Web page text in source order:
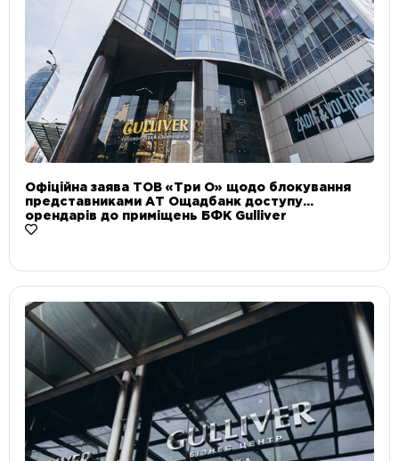
Офіційна заява ТОВ «Три О» щодо блокування
представниками АТ Ощадбанк доступу
орендарів до приміщень БФК Gulliver